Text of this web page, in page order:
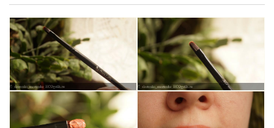
минеральную косметику и эта кисть создана
специально для неё.Плоская кисть со скосом
прекрасно подходит для нанесения сухой
минеральной косметики - оптимальный вариант
для контурирования...